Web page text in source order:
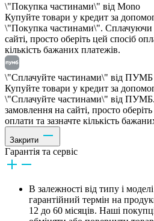
\"Покупка частинами\" від Mono
Купуйте товари у кредит за
\"Покупка частинами\". Сплачуючи
сайті, просто оберіть цей спосіб
кількість бажаних платежів.
\"Сплачуйте частинами\" від ПУМБ
Купуйте товари у кредит за
\"Сплачуйте частинами\" від
замовлення на сайті, просто
оплати та зазначте кількість
Закрити
Гарантія та сервіс
В залежності від типу і
гарантійний термін на
12 до 60 місяців. Наші